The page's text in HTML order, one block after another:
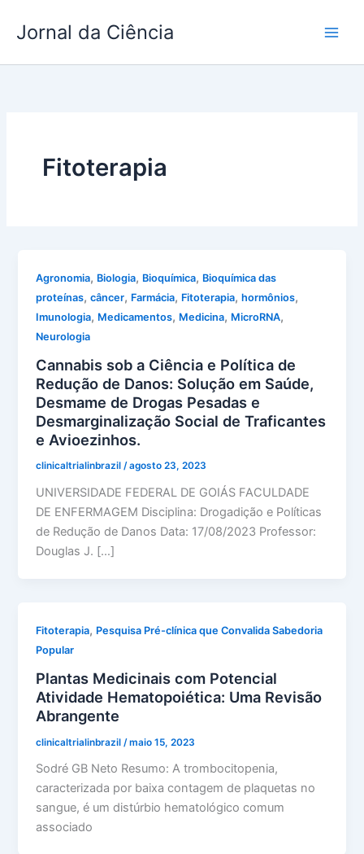
para
conteúdo
Jornal da Ciência
Fitoterapia
Agronomia, Biologia, Bioquímica, Bioquímica das
proteínas,câncer, Farmácia, Fitoterapia,hormônios,
Imunologia, Medicamentos, Medicina, MicroRNA,
Neurologia
Cannabis sob a Ciência e Política de
Redução de Danos: Solução em Saúde,
Desmame de Drogas Pesadas e
Desmarginalização Social de Traficantes
e Avioezinhos.
clinicaltrialinbrazil/agosto 23, 2023
UNIVERSIDADE FEDERAL DE GOIÁS FACULDADE
DE ENFERMAGEM Disciplina: Drogadição e Políticas
de Redução de Danos Data: 17/08/2023 Professor:
Douglas J. […]
Fitoterapia, Pesquisa Pré-clínica que Convalida Sabedoria
Popular
Plantas Medicinais com Potencial
Atividade Hematopoiética: Uma Revisão
Abrangente
clinicaltrialinbrazil /maio 15, 2023
Sodré GB Neto Resumo: A trombocitopenia,
caracterizada por baixa contagem de plaquetas no
sangue, é um distúrbio hematológico comum
associado